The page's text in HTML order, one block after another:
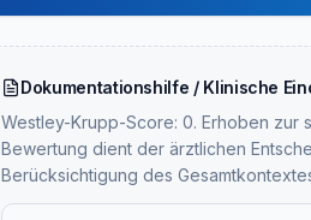
Dokumentationshilfe / Klinische
Westley-Krupp-Score: 0. Erhoben zur
Bewertung dient der ärztlichen
Berücksichtigung des